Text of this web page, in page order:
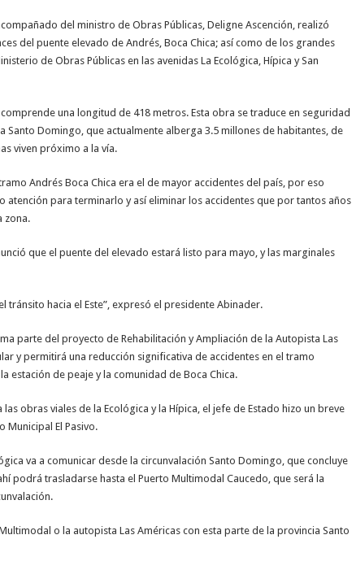
del ministro de Obras Públicas, Deligne Ascención, realizó
del puente elevado de Andrés, Boca Chica; así como de los grandes
de Obras Públicas en las avenidas La Ecológica, Hípica y San
una longitud de 418 metros. Esta obra se traduce en seguridad
Santo Domingo, que actualmente alberga 3.5 millones de habitantes, de
viven próximo a la vía.
Andrés Boca Chica era el de mayor accidentes del país, por eso
atención para terminarlo y así eliminar los accidentes que por tantos años
zona.
que el puente del elevado estará listo para mayo, y las marginales
tránsito hacia el Este”, expresó el presidente Abinader.
parte del proyecto de Rehabilitación y Ampliación de la Autopista Las
y permitirá una reducción significativa de accidentes en el tramo
estación de peaje y la comunidad de Boca Chica.
obras viales de la Ecológica y la Hípica, el jefe de Estado hizo un breve
Municipal El Pasivo.
va a comunicar desde la circunvalación Santo Domingo, que concluye
podrá trasladarse hasta el Puerto Multimodal Caucedo, que será la
o la autopista Las Américas con esta parte de la provincia Santo